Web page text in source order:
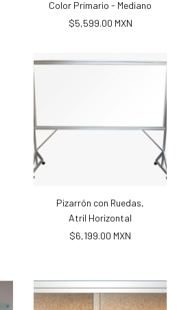
Color Primario - Mediano
$5,599.00 MXN
Pizarrón con Ruedas,
Atril Horizontal
$6,199.00 MXN